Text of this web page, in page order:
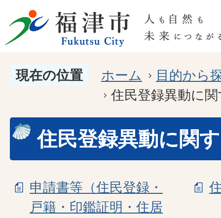
現在の位置 ホーム
目的から
住民登録異動に
住民登録異動に関
申請書等（住民登録・
戸籍・印鑑証明・住居